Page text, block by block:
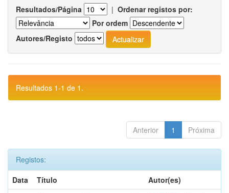
Resultados/Página | Ordenar registos por:
Por ordem
Autores/Registo
Resultados 1-1 de 1.
Anterior 1 Próxima
Registos:
Data
Título
Autor(es)